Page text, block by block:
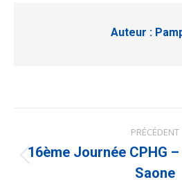
Auteur :
Navigation
article
PRÉCÉDENT
16ème Journée CPHG
Saone